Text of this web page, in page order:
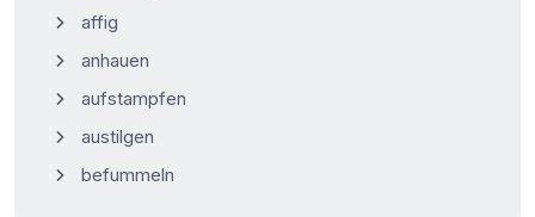
affig
anhauen
aufstampfen
austilgen
befummeln